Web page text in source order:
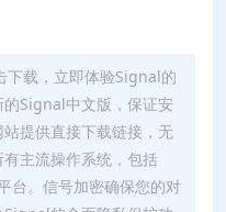
载，立即体验Signal的
Signal中文版，保证安
提供直接下载链接，无
主流操作系统，包括
台。信号加密确保您的对